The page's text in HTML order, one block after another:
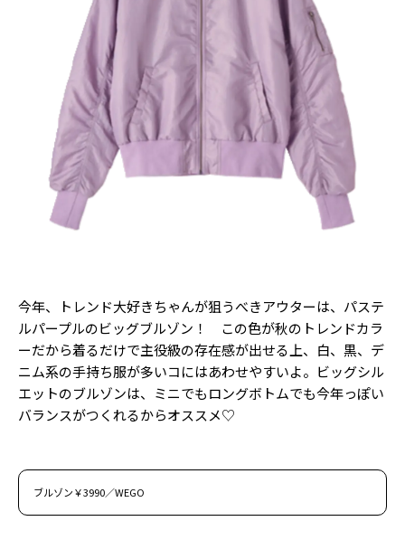
今年、トレンド大好きちゃんが狙うべきアウターは、パステ
ルパープルのビッグブルゾン！ この色が秋のトレンドカラ
ーだから着るだけで主役級の存在感が出せる上、白、黒、デ
ニム系の手持ち服が多いコにはあわせやすいよ。ビッグシル
エットのブルゾンは、ミニでもロングボトムでも今年っぽい
バランスがつくれるからオススメ♡
ブルゾン￥3990／WEGO